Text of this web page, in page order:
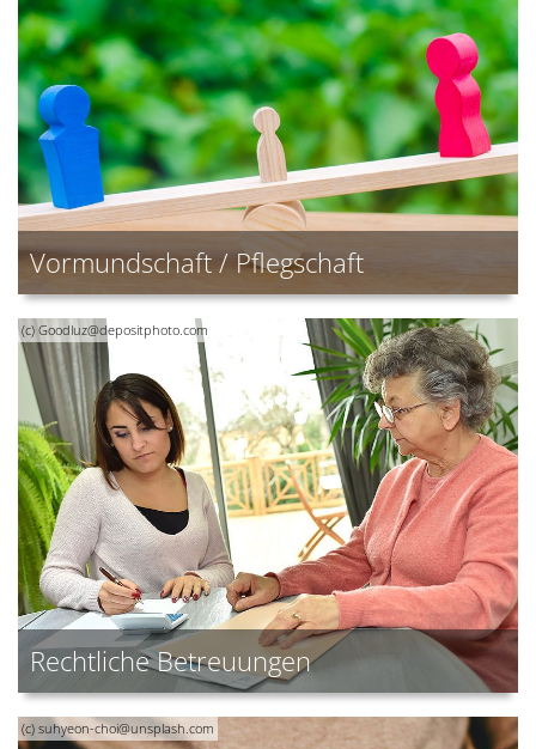
Vormundschaft / Pflegschaft
(c) Goodluz@depositphoto.com
Rechtliche Betreuungen
(c) suhyeon-choi@unsplash.com